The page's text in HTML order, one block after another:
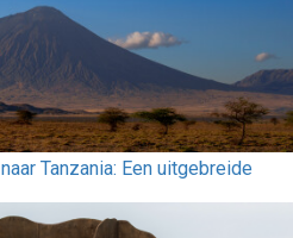
Tanzania: Een uitgebreide